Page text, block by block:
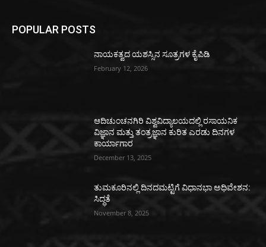
POPULAR POSTS
ನಾಯಕತ್ವದ ಯಶಸ್ಸಿನ ಸೂತ್ರಗಳ ಕೈಪಿಡಿ
February 12, 2026
ಆದಿಚುಂಚನಗಿರಿ ವಿಶ್ವವಿದ್ಯಾಲಯದಲ್ಲಿ ರಸಾಯನಿಕ
ವಿಜ್ಞಾನ ಮತ್ತು ತಂತ್ರಜ್ಞಾನ ಕುರಿತ ಎರಡು ದಿನಗಳ
ಕಾರ್ಯಾಗಾರ
December 13, 2025
ತುಮಕೂರಿನಲ್ಲಿ ದಿನದಮಟ್ಟಿಗೆ ವಿಧಾನಭಾ ಅಧಿವೇಶನ:
ಸಿದ್ಧತೆ
November 8, 2025